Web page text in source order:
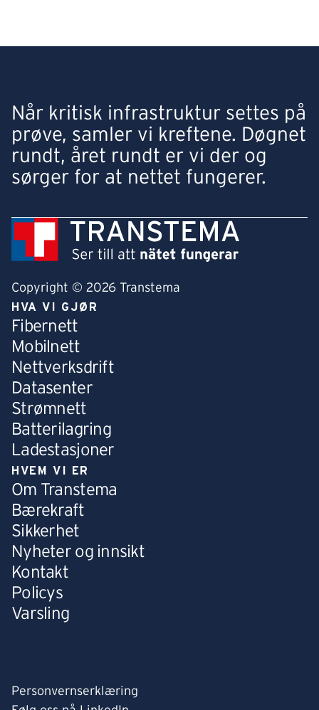
Når kritisk infrastruktur settes på
prøve, samler vi kreftene. Døgnet
rundt, året rundt er vi der og
sørger for at nettet fungerer.
Copyright © 2026 Transtema
HVA VI GJØR
Fibernett
Mobilnett
Nettverksdrift
Datasenter
Strømnett
Batterilagring
Ladestasjoner
HVEM VI ER
Om Transtema
Bærekraft
Sikkerhet
Nyheter og innsikt
Kontakt
Policys
Varsling
Personvernserklæring